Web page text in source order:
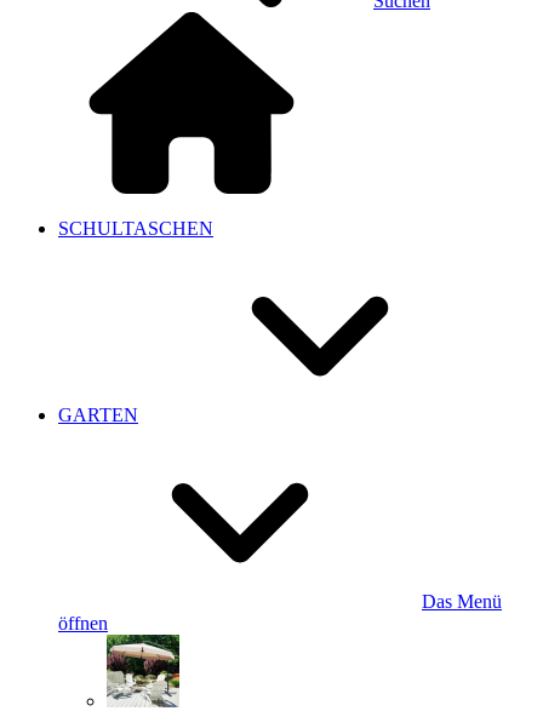
SCHULTASCHEN
GARTEN
Das Menü
öffnen